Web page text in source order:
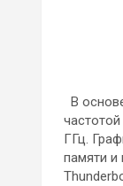
В
ГГц.
памяти и